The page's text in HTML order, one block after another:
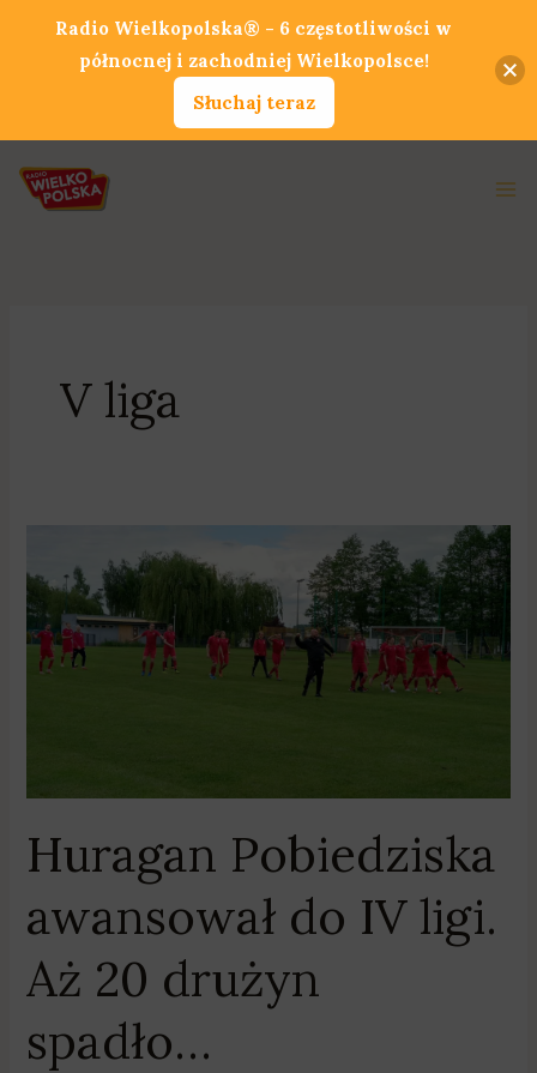
V liga
Huragan Pobiedziska
awansował do IV ligi.
Aż 20 drużyn
spadło…
Pobiedziska
awansował
do
IV
Radio Wielkopolska® - 6 częstotliwości w
północnej i zachodniej Wielkopolsce!
Słuchaj teraz